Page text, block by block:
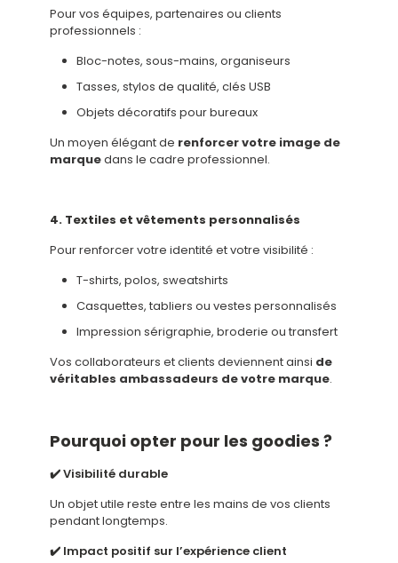
Pour vos équipes, partenaires ou clients
professionnels :
Bloc-notes, sous-mains, organiseurs
Tasses, stylos de qualité, clés USB
Objets décoratifs pour bureaux
Un moyen élégant de renforcer votre image de
marquedans le cadre professionnel.
4. Textiles et vêtements personnalisés
Pour renforcer votre identité et votre visibilité :
T-shirts, polos, sweatshirts
Casquettes, tabliers ou vestes personnalisés
Impression sérigraphie, broderie ou transfert
Vos collaborateurs et clients deviennent ainsi de
véritables ambassadeurs de votre marque.
Pourquoi opter pour les goodies ?
✔️ Visibilité durable
Un objet utile reste entre les mains de vos clients
pendant longtemps.
✔️ Impact positif sur l’expérience client